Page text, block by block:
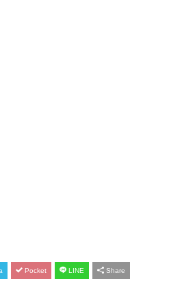
Pocket LINE Share